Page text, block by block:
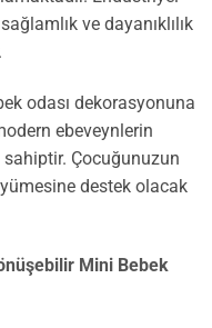
ve dayanıklılık
odası dekorasyonuna
ebeveynlerin
Çocuğunuzun
destek olacak
Mini Bebek